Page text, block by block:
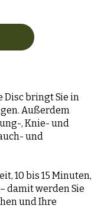
Disc bringt Sie in
Außerdem
, Knie- und
und
10 bis 15 Minuten,
damit werden Sie
und Ihre